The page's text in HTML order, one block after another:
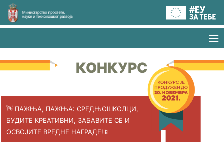
КОНКУРС
👋 ПАЖЊА, ПАЖЊА: СРЕДЊОШКОЛЦИ,
БУДИТЕ КРЕАТИВНИ, ЗАБАВИТЕ СЕ И
ОСВОЈИТЕ ВРЕДНЕ НАГРАДЕ!📱